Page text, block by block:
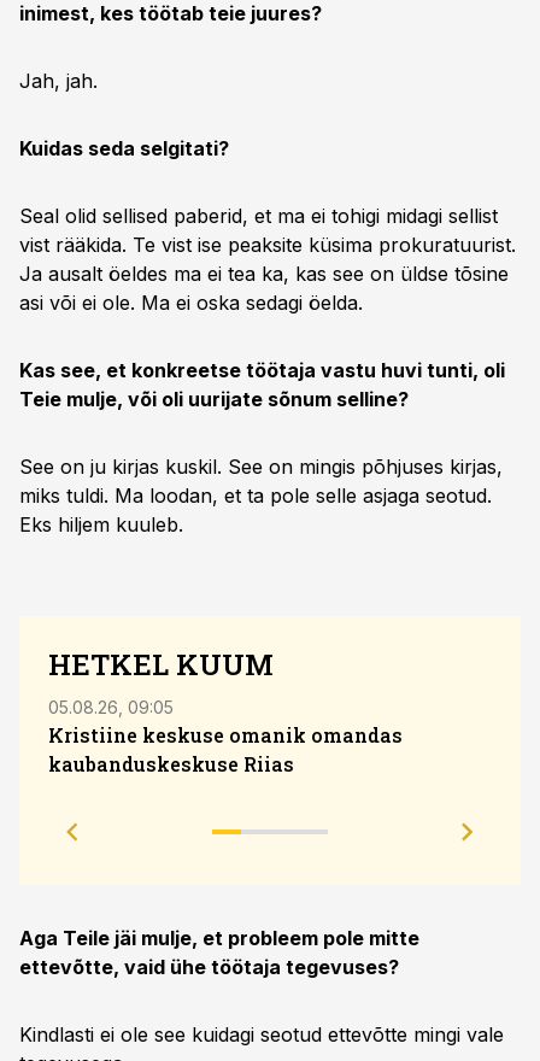
inimest, kes töötab teie juures?
Jah, jah.
Kuidas seda selgitati?
Seal olid sellised paberid, et ma ei tohigi midagi sellist
vist rääkida. Te vist ise peaksite küsima prokuratuurist.
Ja ausalt öeldes ma ei tea ka, kas see on üldse tõsine
asi või ei ole. Ma ei oska sedagi öelda.
Kas see, et konkreetse töötaja vastu huvi tunti, oli
Teie mulje, või oli uurijate sõnum selline?
See on ju kirjas kuskil. See on mingis põhjuses kirjas,
miks tuldi. Ma loodan, et ta pole selle asjaga seotud.
Eks hiljem kuuleb.
HETKEL KUUM
05.08.26, 09:05
Kristiine keskuse omanik omandas
kaubanduskeskuse Riias
Aga Teile jäi mulje, et probleem pole mitte
ettevõtte, vaid ühe töötaja tegevuses?
Kindlasti ei ole see kuidagi seotud ettevõtte mingi vale